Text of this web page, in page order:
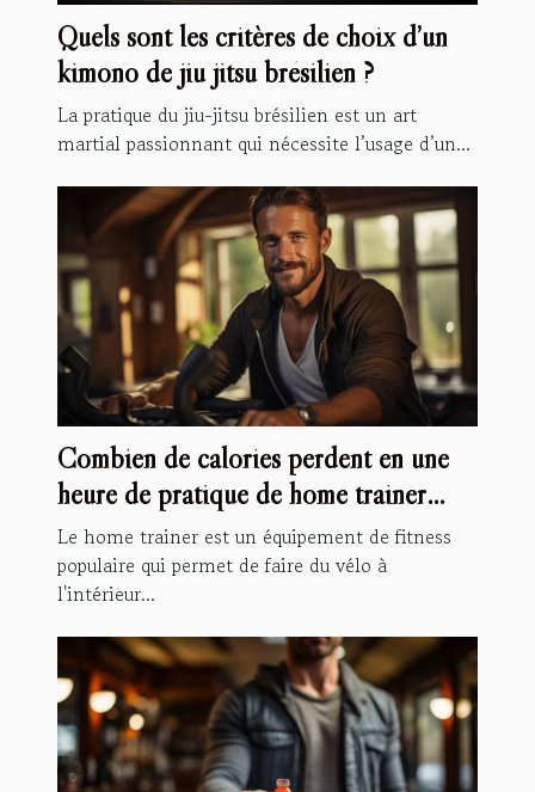
Quels sont les critères de choix d’un
kimono de jiu jitsu brésilien ?
La pratique du jiu-jitsu brésilien est un art
martial passionnant qui nécessite l’usage d’un...
Combien de calories perdent en une
heure de pratique de home trainer
vélo ?
Le home trainer est un équipement de fitness
populaire qui permet de faire du vélo à
l'intérieur...